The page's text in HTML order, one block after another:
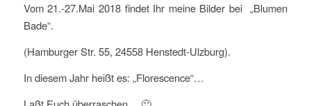
Vom 21.-27.Mai 2018 findet Ihr meine Bilder bei „Blumen
Bade“.
(Hamburger Str. 55, 24558 Henstedt-Ulzburg).
In diesem Jahr heißt es: „Florescence“…